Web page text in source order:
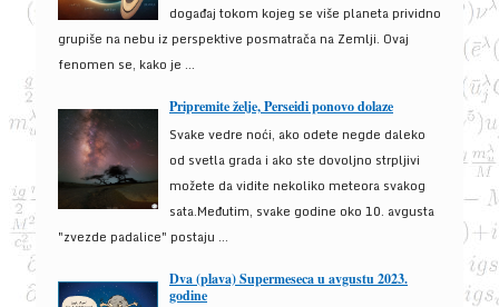
događaj tokom kojeg se više planeta prividno
grupiše na nebu iz perspektive posmatrača na Zemlji. Ovaj
fenomen se, kako je ...
Pripremite želje, Perseidi ponovo dolaze
Svake vedre noći, ako odete negde daleko
od svetla grada i ako ste dovoljno strpljivi
možete da vidite nekoliko meteora svakog
sata.Međutim, svake godine oko 10. avgusta
"zvezde padalice" postaju ...
Dva (plava) Supermeseca u avgustu 2023.
godine